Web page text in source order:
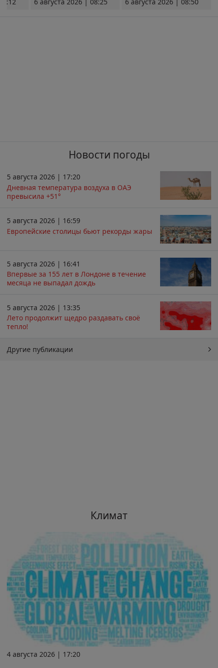
Новости погоды
5 августа 2026 | 17:20
Дневная температура воздуха в ОАЭ
превысила +51°
5 августа 2026 | 16:59
Европейские столицы бьют рекорды жары
5 августа 2026 | 16:41
Впервые за 155 лет в Лондоне в течение
месяца не выпадал дождь
5 августа 2026 | 13:35
Лето продолжит щедро раздавать своё
тепло!
Другие публикации
Климат
4 августа 2026 | 17:20